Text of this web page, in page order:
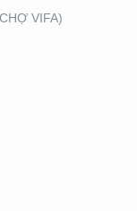
VIFA)